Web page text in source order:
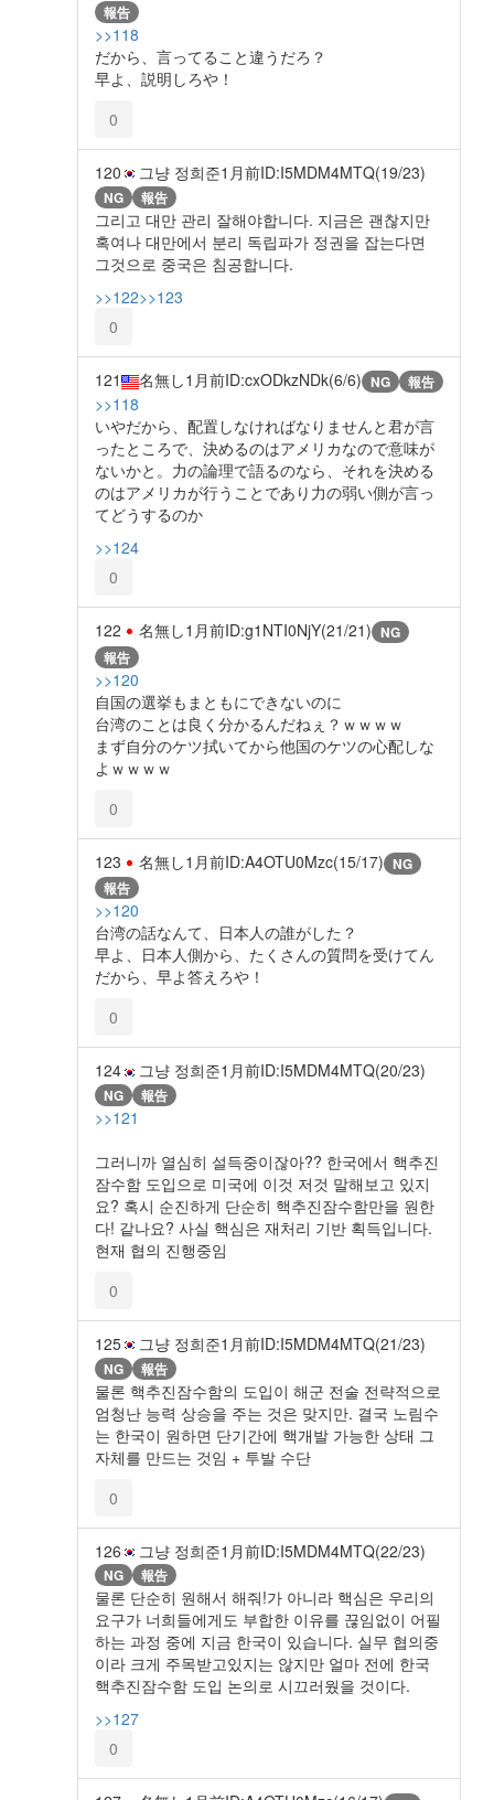
報告
>>118
だから、言ってること違うだろ？
早よ、説明しろや！
0
120 그냥 정희준1月前ID:I5MDM4MTQ(19/23)
NG 報告
그리고 대만 관리 잘해야합니다. 지금은 괜찮지만
혹여나 대만에서 분리 독립파가 정권을 잡는다면
그것으로 중국은 침공합니다.
>>122>>123
0
121 名無し1月前ID:cxODkzNDk(6/6) NG 報告
>>118
いやだから、配置しなければなりませんと君が言
ったところで、決めるのはアメリカなので意味が
ないかと。力の論理で語るのなら、それを決める
のはアメリカが行うことであり力の弱い側が言っ
てどうするのか
>>124
0
122 名無し1月前ID:g1NTI0NjY(21/21) NG
報告
>>120
自国の選挙もまともにできないのに
台湾のことは良く分かるんだねぇ？ｗｗｗｗ
まず自分のケツ拭いてから他国のケツの心配しな
よｗｗｗｗ
0
123 名無し1月前ID:A4OTU0Mzc(15/17) NG
報告
>>120
台湾の話なんて、日本人の誰がした？
早よ、日本人側から、たくさんの質問を受けてん
だから、早よ答えろや！
0
124 그냥 정희준1月前ID:I5MDM4MTQ(20/23)
NG 報告
>>121
그러니까 열심히 설득중이잖아?? 한국에서 핵추진
잠수함 도입으로 미국에 이것 저것 말해보고 있지
요? 혹시 순진하게 단순히 핵추진잠수함만을 원한
다! 같나요? 사실 핵심은 재처리 기반 획득입니다.
현재 협의 진행중임
0
125 그냥 정희준1月前ID:I5MDM4MTQ(21/23)
NG 報告
물론 핵추진잠수함의 도입이 해군 전술 전략적으로
엄청난 능력 상승을 주는 것은 맞지만. 결국 노림수
는 한국이 원하면 단기간에 핵개발 가능한 상태 그
자체를 만드는 것임 + 투발 수단
0
126 그냥 정희준1月前ID:I5MDM4MTQ(22/23)
NG 報告
물론 단순히 원해서 해줘!가 아니라 핵심은 우리의
요구가 너희들에게도 부합한 이유를 끊임없이 어필
하는 과정 중에 지금 한국이 있습니다. 실무 협의중
이라 크게 주목받고있지는 않지만 얼마 전에 한국
핵추진잠수함 도입 논의로 시끄러웠을 것이다.
>>127
0